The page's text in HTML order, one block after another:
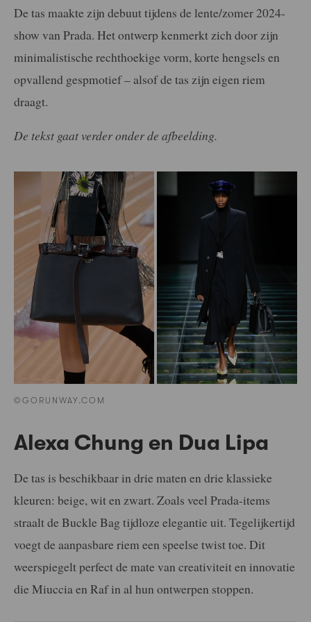
De tas maakte zijn debuut tijdens de lente/zomer 2024-
show van Prada. Het ontwerp kenmerkt zich door zijn
minimalistische rechthoekige vorm, korte hengsels en
opvallend gespmotief – alsof de tas zijn eigen riem
draagt.
De tekst gaat verder onder de afbeelding.
©GORUNWAY.COM
Alexa Chung en Dua Lipa
De tas is beschikbaar in drie maten en drie klassieke
kleuren: beige, wit en zwart. Zoals veel Prada-items
straalt de Buckle Bag tijdloze elegantie uit. Tegelijkertijd
voegt de aanpasbare riem een speelse twist toe. Dit
weerspiegelt perfect de mate van creativiteit en innovatie
die Miuccia en Raf in al hun ontwerpen stoppen.